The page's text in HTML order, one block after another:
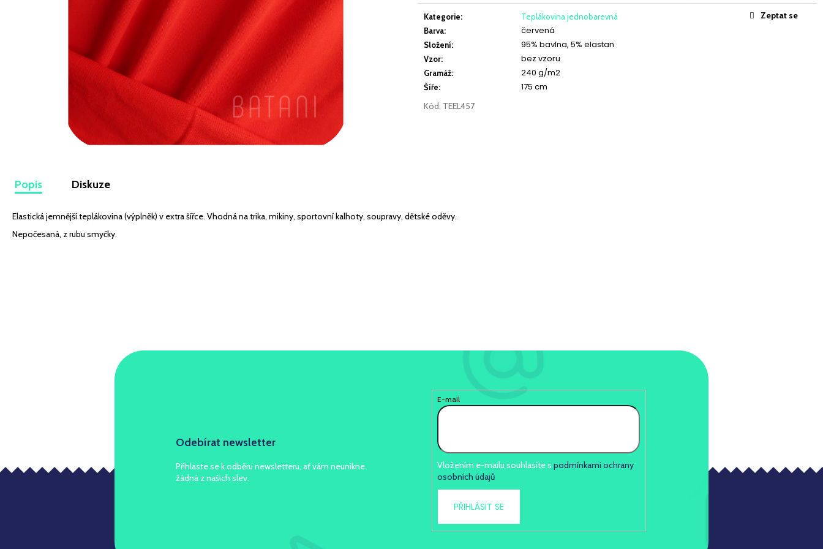
cena:
Kategorie:
Teplákovina jednobarevná
Barva: červená
Složení: 95% bavlna, 5% elastan
Vzor: bez vzoru
Gramáž: 240 g/m2
Šíře: 175 cm
Kód: TEEL457
Zeptat se
Popis Diskuze
Elastická jemnější teplákovina (výplněk) v extra šířce. Vhodná na trika, mikiny, sportovní kalhoty, soupravy, dětské oděvy.
Nepočesaná, z rubu smyčky.
LILIE NA BÍLÉ
349 Kč 219 Kč
Odebírat newsletter
Přihlaste se k odběru newsletteru, ať vám neunikne
žádná z našich slev.
E-mail
Vložením e-mailu souhlasíte spodmínkami ochrany
osobních údajů
PŘIHLÁSIT SE